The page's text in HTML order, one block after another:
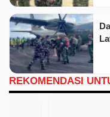
REKOMENDASI